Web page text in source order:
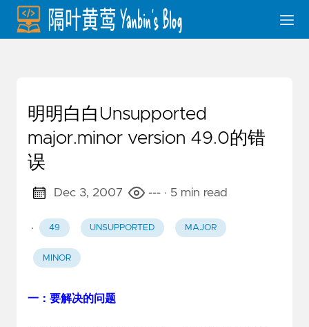
明明白白Unsupported
major.minor version 49.0的错
误
Dec 3, 2007 --- · 5 min read
· 49 UNSUPPORTED MAJOR
MINOR
一：要解决的问题